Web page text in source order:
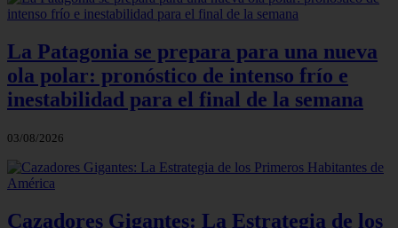
La Patagonia se prepara para una nueva
ola polar: pronóstico de intenso frío e
inestabilidad para el final de la semana
03/08/2026
Cazadores Gigantes: La Estrategia de los